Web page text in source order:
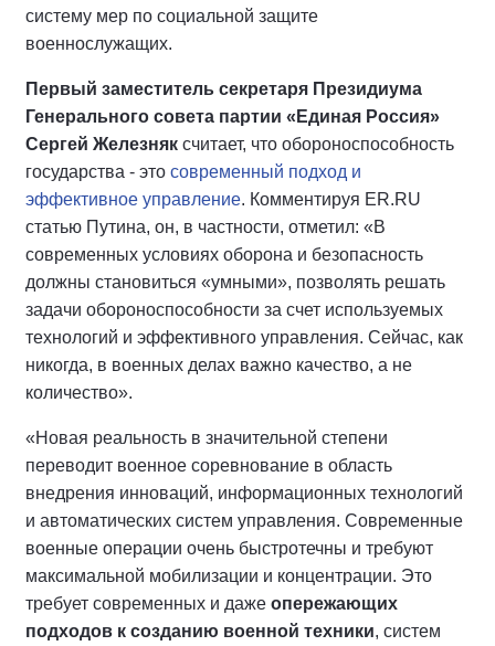
систему мер по социальной защите
военнослужащих.
Первый заместитель секретаря Президиума
Генерального совета партии «Единая Россия»
Сергей Железняк считает, что обороноспособность
государства - это современный подход и
эффективное управление. Комментируя ER.RU
статью Путина, он, в частности, отметил: «В
современных условиях оборона и безопасность
должны становиться «умными», позволять решать
задачи обороноспособности за счет используемых
технологий и эффективного управления. Сейчас, как
никогда, в военных делах важно качество, а не
количество».
«Новая реальность в значительной степени
переводит военное соревнование в область
внедрения инноваций, информационных технологий
и автоматических систем управления. Современные
военные операции очень быстротечны и требуют
максимальной мобилизации и концентрации. Это
требует современных и даже опережающих
подходов к созданию военной техники, систем